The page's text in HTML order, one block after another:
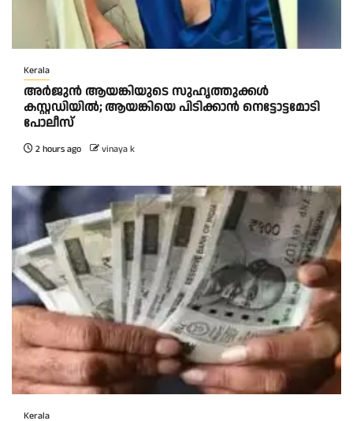
Kerala
അർജുൻ ആയങ്കിയുടെ സുഹൃത്തുക്കൾ
കസ്റ്റഡിയിൽ; ആയങ്കിയെ പിടിക്കാൻ നെട്ടോട്ടമോടി
പോലീസ്
2 hours ago vinaya k
Kerala